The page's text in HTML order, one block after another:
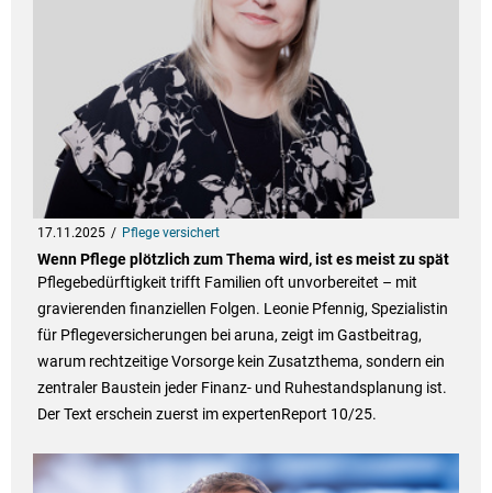
17.11.2025 Pflege versichert
Wenn Pflege plötzlich zum Thema wird, ist es meist zu spät
Pflegebedürftigkeit trifft Familien oft unvorbereitet – mit
gravierenden finanziellen Folgen. Leonie Pfennig, Spezialistin
für Pflegeversicherungen bei aruna, zeigt im Gastbeitrag,
warum rechtzeitige Vorsorge kein Zusatzthema, sondern ein
zentraler Baustein jeder Finanz- und Ruhestandsplanung ist.
Der Text erschein zuerst im expertenReport 10/25.